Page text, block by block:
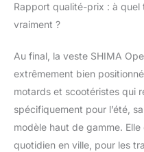
Rapport qualité-prix : à quel
vraiment ?
Au final, la veste SHIMA
extrêmement bien
motards et scootéristes qui
spécifiquement pour l’été,
modèle haut de gamme.
quotidien en ville, pour les